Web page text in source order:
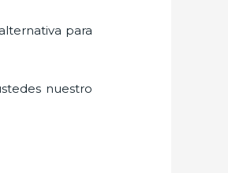
para
nuestro